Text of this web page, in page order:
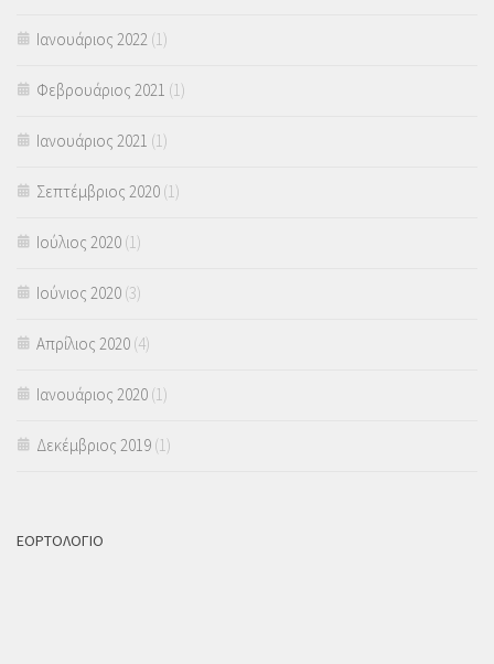
Ιανουάριος 2022 (1)
Φεβρουάριος 2021 (1)
Ιανουάριος 2021 (1)
Σεπτέμβριος 2020 (1)
Ιούλιος 2020 (1)
Ιούνιος 2020 (3)
Απρίλιος 2020 (4)
Ιανουάριος 2020 (1)
Δεκέμβριος 2019 (1)
ΕΟΡΤΟΛΟΓΙΟ